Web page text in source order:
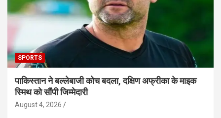
SPORTS
पाकिस्तान ने बल्लेबाजी कोच बदला, दक्षिण अफ्रीका के माइक
स्मिथ को सौंपी जिम्मेदारी
August 4, 2026